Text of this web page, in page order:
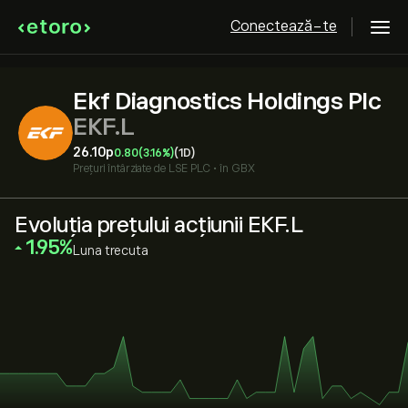
Conectează-te
Ekf Diagnostics Holdings Plc
EKF.L
26.10‎p‎0.80(3.16%)(1D)
Prețuri întârziate de LSE PLC • în GBX
Evoluția prețului acțiunii EKF.L
‎1.95‎ Luna trecuta